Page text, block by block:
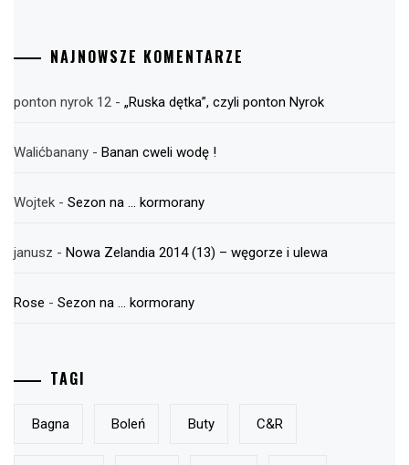
NAJNOWSZE KOMENTARZE
ponton nyrok 12 - „Ruska dętka”, czyli ponton Nyrok
Walićbanany - Banan cweli wodę !
Wojtek - Sezon na … kormorany
janusz - Nowa Zelandia 2014 (13) – węgorze i ulewa
Rose - Sezon na … kormorany
TAGI
Bagna Boleń Buty C&r